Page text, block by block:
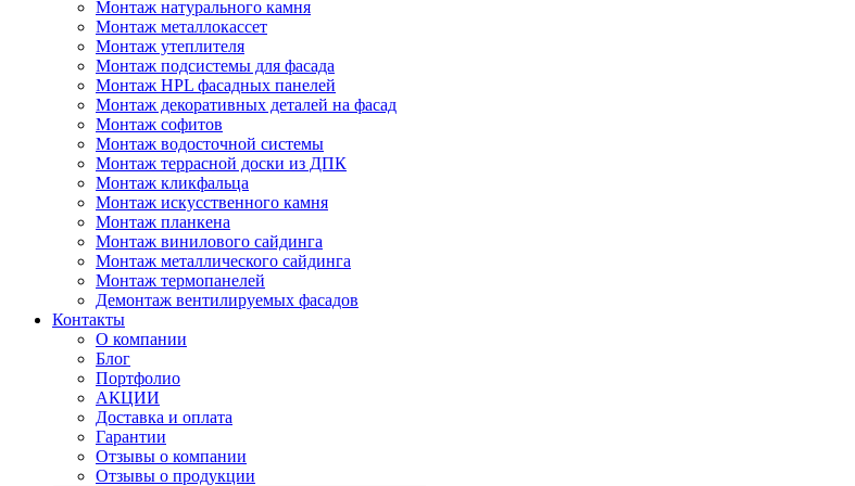
Монтаж натурального камня
Монтаж металлокассет
Монтаж утеплителя
Монтаж подсистемы для фасада
Монтаж HPL фасадных панелей
Монтаж декоративных деталей на фасад
Монтаж софитов
Монтаж водосточной системы
Монтаж террасной доски из ДПК
Монтаж кликфальца
Монтаж искусственного камня
Монтаж планкена
Монтаж винилового сайдинга
Монтаж металлического сайдинга
Монтаж термопанелей
Демонтаж вентилируемых фасадов
Контакты
О компании
Блог
Портфолио
АКЦИИ
Доставка и оплата
Гарантии
Отзывы о компании
Отзывы о продукции